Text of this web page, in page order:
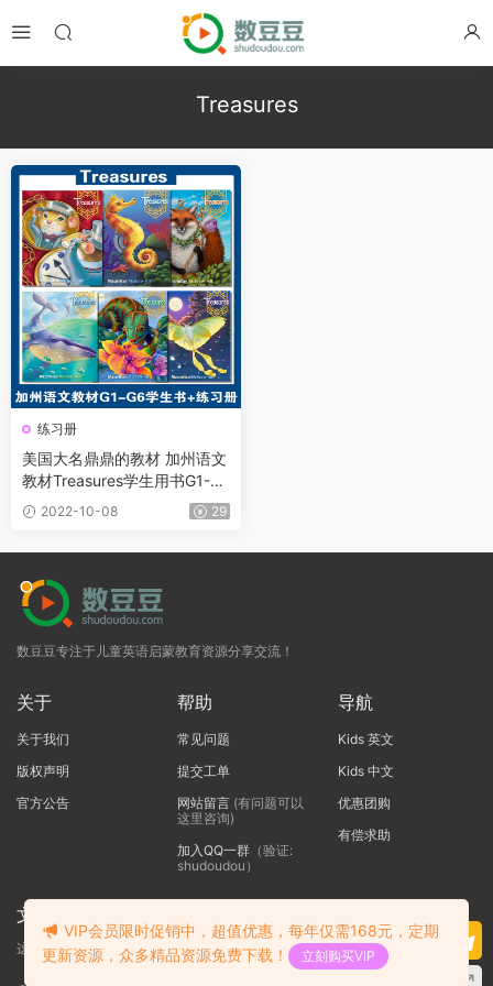
Treasures
练习册
美国大名鼎鼎的教材 加州语文
教材Treasures学生用书G1-G
6及配套练习册GK-G6
2022-10-08 29
数豆豆专注于儿童英语启蒙教育资源分享交流！
关于
关于我们
版权声明
官方公告
帮助
常见问题
提交工单
网站留言(有问题可以
这里咨询)
加入QQ一群（验证:
shudoudou）
导航
Kids 英文
Kids 中文
优惠团购
有偿求助
文本标题
这里输入代码
VIP会员限时促销中，超值优惠，每年仅需168元，定期
更新资源，众多精品资源免费下载！
立刻购买VIP